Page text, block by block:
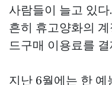
사람들이 늘고 있
흔히 휴고양화의
드구매 이용료를
지난 6월에는 한